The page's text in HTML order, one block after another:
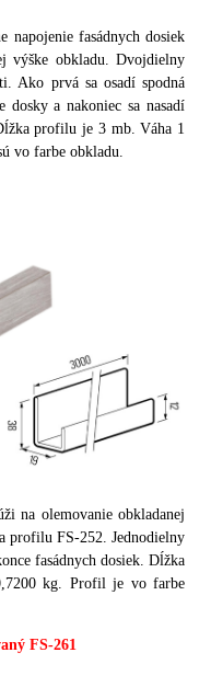
napojenie fasádnych dosiek
výške obkladu.
Dvojdielny
Ako prvá sa osadí spodná
dosky a nakoniec sa nasadí
profilu je 3 mb. Váha 1
vo farbe obkladu.
na olemovanie obkladanej
profilu FS-252. Jednodielny
fasádnych dosiek. Dĺžka
kg. Profil je vo farbe
FS-261